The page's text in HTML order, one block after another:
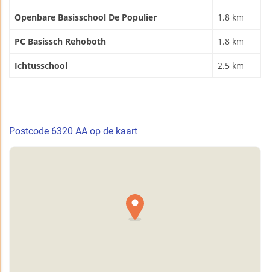
Openbare Basisschool De Populier 1.8 km
PC Basissch Rehoboth 1.8 km
Ichtusschool 2.5 km
Postcode 6320 AA op de kaart